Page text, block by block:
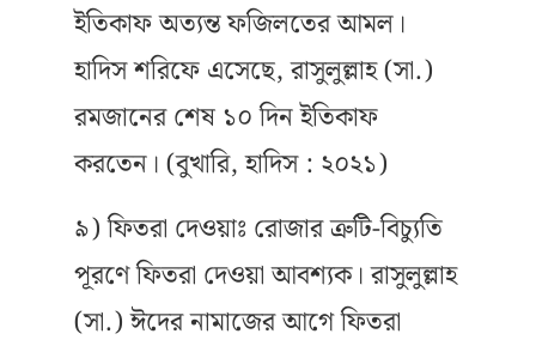
ইতিকাফ অত্যন্ত ফজিলতের আমল।
হাদিস শরিফে এসেছে, রাসুলুল্লাহ (সা.)
রমজানের শেষ ১০ দিন ইতিকাফ
করতেন। (বুখারি, হাদিস : ২০২১)
৯) ফিতরা দেওয়াঃ রোজার ত্রুটি-বিচ্যুতি
পূরণে ফিতরা দেওয়া আবশ্যক। রাসুলুল্লাহ
(সা.) ঈদের নামাজের আগে ফিতরা